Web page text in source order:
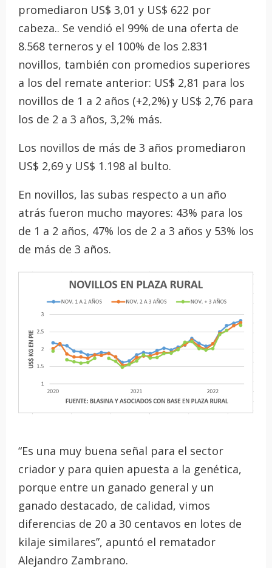
promediaron US$ 3,01 y US$ 622 por
cabeza.. Se vendió el 99% de una oferta de
8.568 terneros y el 100% de los 2.831
novillos, también con promedios superiores
a los del remate anterior: US$ 2,81 para los
novillos de 1 a 2 años (+2,2%) y US$ 2,76 para
los de 2 a 3 años, 3,2% más.
Los novillos de más de 3 años promediaron
US$ 2,69 y US$ 1.198 al bulto.
En novillos, las subas respecto a un año
atrás fueron mucho mayores: 43% para los
de 1 a 2 años, 47% los de 2 a 3 años y 53% los
de más de 3 años.
“Es una muy buena señal para el sector
criador y para quien apuesta a la genética,
porque entre un ganado general y un
ganado destacado, de calidad, vimos
diferencias de 20 a 30 centavos en lotes de
kilaje similares”, apuntó el rematador
Alejandro Zambrano.